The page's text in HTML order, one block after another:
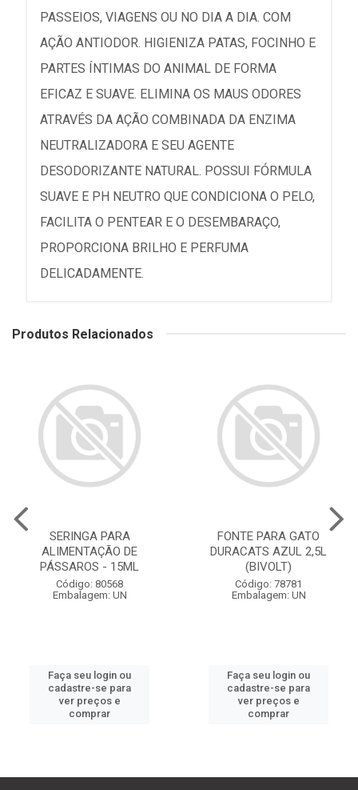
PASSEIOS, VIAGENS OU NO DIA A DIA. COM
AÇÃO ANTIODOR. HIGIENIZA PATAS, FOCINHO E
PARTES ÍNTIMAS DO ANIMAL DE FORMA
EFICAZ E SUAVE. ELIMINA OS MAUS ODORES
ATRAVÉS DA AÇÃO COMBINADA DA ENZIMA
NEUTRALIZADORA E SEU AGENTE
DESODORIZANTE NATURAL. POSSUI FÓRMULA
SUAVE E PH NEUTRO QUE CONDICIONA O PELO,
FACILITA O PENTEAR E O DESEMBARAÇO,
PROPORCIONA BRILHO E PERFUMA
DELICADAMENTE.
Produtos Relacionados
SERINGA PARA
ALIMENTAÇÃO DE
PÁSSAROS - 15ML
Código: 80568
Embalagem: UN
Faça seu login ou
cadastre-se para
ver preços e
comprar
FONTE PARA GATO
DURACATS AZUL 2,5L
(BIVOLT)
Código: 78781
Embalagem: UN
Faça seu login ou
cadastre-se para
ver preços e
comprar